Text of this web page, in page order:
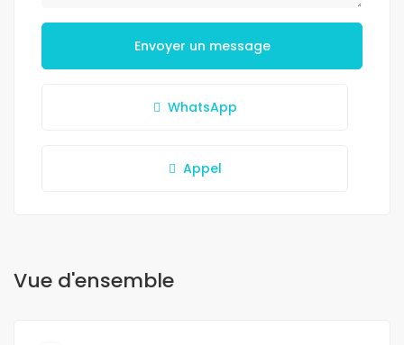
Envoyer un message
WhatsApp
Appel
Vue d'ensemble